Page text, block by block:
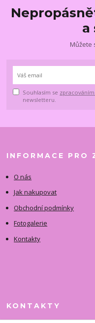
a
Můžete
Souhlasím se
newsletteru.
INFORMACE PRO
O nás
Jak nakupovat
Obchodní podmínky
Fotogalerie
Kontakty
KONTAKTY